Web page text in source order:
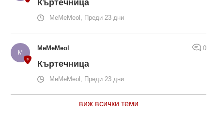
Къртечница
MeMeMeol, Преди 23 дни
MeMeMeol 0
Къртечница
MeMeMeol, Преди 23 дни
виж всички теми